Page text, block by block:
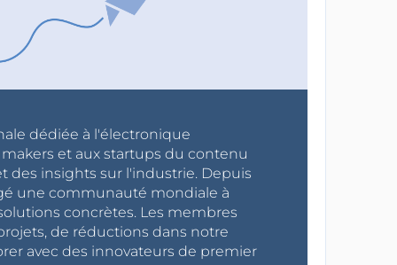
dédiée à l'électronique
et aux startups du contenu
des insights sur l'industrie. Depuis
une communauté mondiale à
concrètes. Les membres
de réductions dans notre
avec des innovateurs de premier